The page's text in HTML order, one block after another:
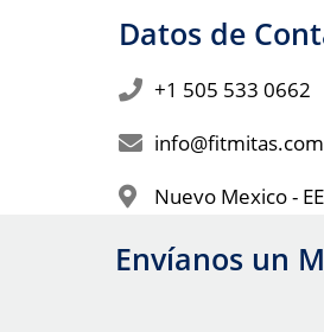
Datos de
+1 505 533 0662
info@fitmitas.com
Nuevo Mexico -
Envíanos un